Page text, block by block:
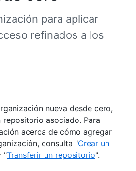
para aplicar
refinados a los
nueva desde cero,
repositorio asociado. Para
acerca de cómo agregar
consulta "Crear un
"Transferir un repositorio".